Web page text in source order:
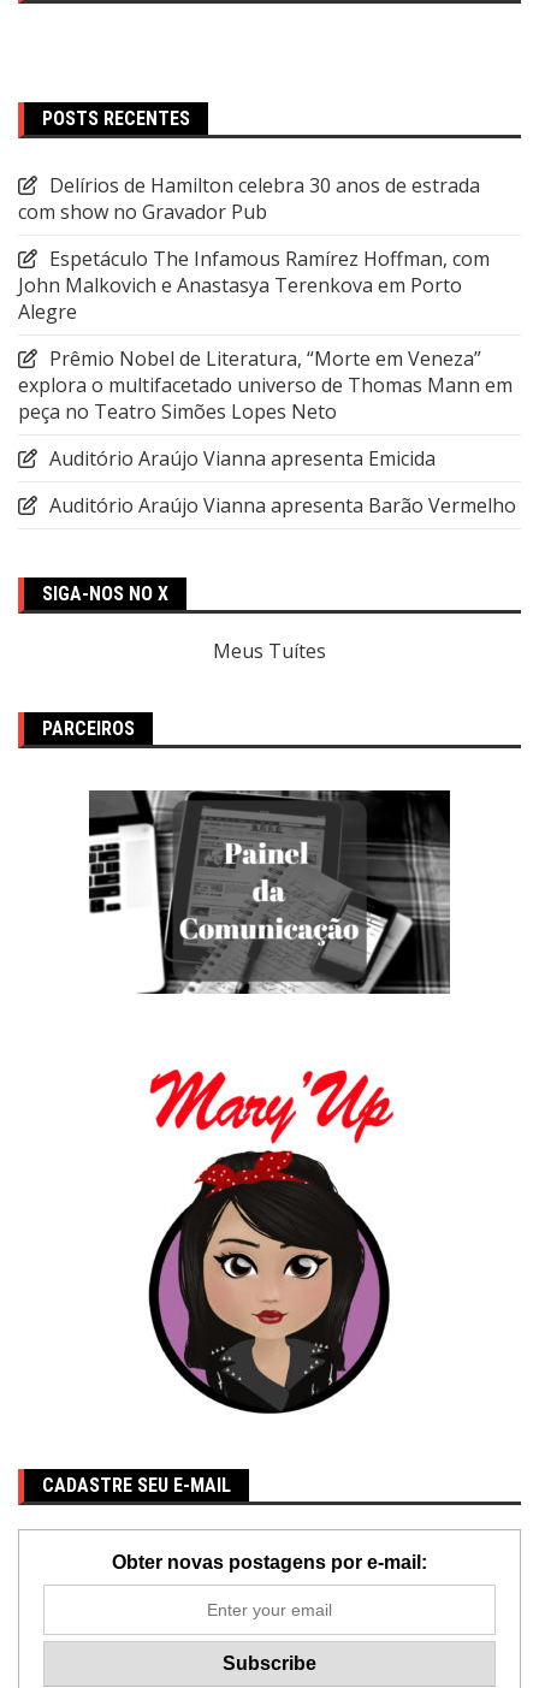
POSTS RECENTES
Delírios de Hamilton celebra 30 anos de estrada
com show no Gravador Pub
Espetáculo The Infamous Ramírez Hoffman, com
John Malkovich e Anastasya Terenkova em Porto
Alegre
Prêmio Nobel de Literatura, “Morte em Veneza”
explora o multifacetado universo de Thomas Mann em
peça no Teatro Simões Lopes Neto
Auditório Araújo Vianna apresenta Emicida
Auditório Araújo Vianna apresenta Barão Vermelho
SIGA-NOS NO X
Meus Tuítes
PARCEIROS
CADASTRE SEU E-MAIL
Obter novas postagens por e-mail: